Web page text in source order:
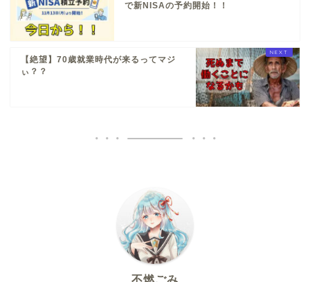
で新NISAの予約開始！！
【絶望】70歳就業時代が来るってマジ
ぃ？？